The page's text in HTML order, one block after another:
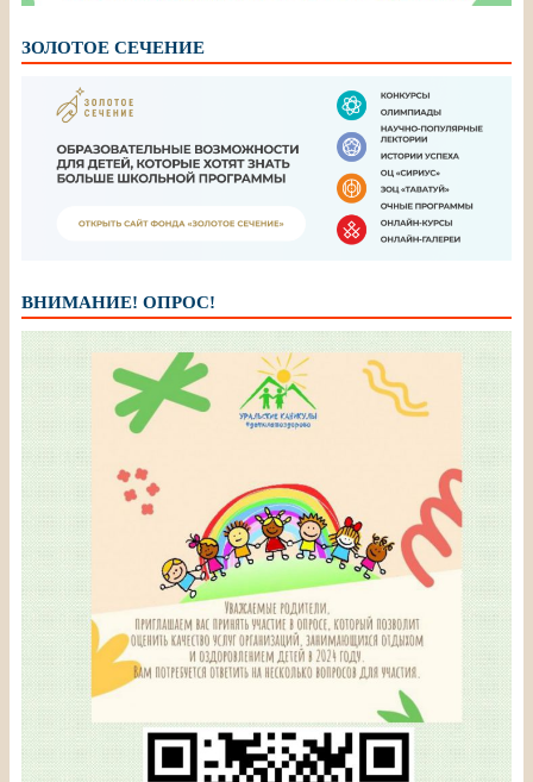
ЗОЛОТОЕ СЕЧЕНИЕ
ВНИМАНИЕ! ОПРОС!